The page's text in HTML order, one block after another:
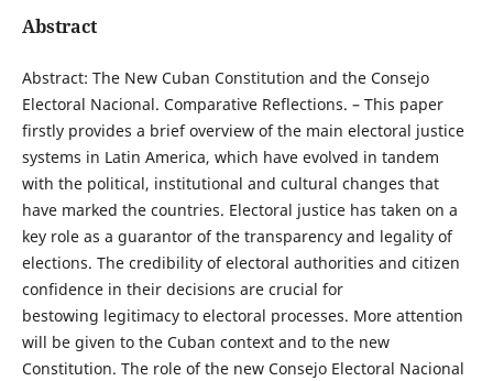
Abstract
Abstract: The New Cuban Constitution and the Consejo
Electoral Nacional. Comparative Reflections. – This paper
firstly provides a brief overview of the main electoral justice
systems in Latin America, which have evolved in tandem
with the political, institutional and cultural changes that
have marked the countries. Electoral justice has taken on a
key role as a guarantor of the transparency and legality of
elections. The credibility of electoral authorities and citizen
confidence in their decisions are crucial for
bestowing legitimacy to electoral processes. More attention
will be given to the Cuban context and to the new
Constitution. The role of the new Consejo Electoral Nacional